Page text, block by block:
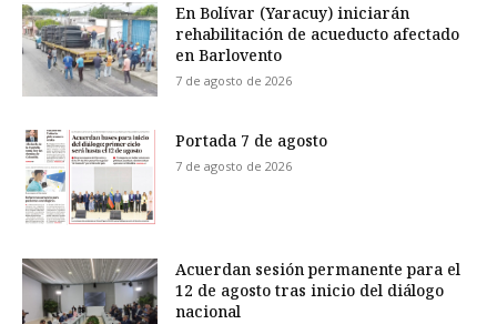
En Bolívar (Yaracuy) iniciarán
rehabilitación de acueducto afectado
en Barlovento
7 de agosto de 2026
Portada 7 de agosto
7 de agosto de 2026
Acuerdan sesión permanente para el
12 de agosto tras inicio del diálogo
nacional